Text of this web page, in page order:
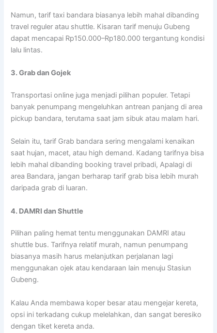
Namun, tarif taxi bandara biasanya lebih mahal dibanding
travel reguler atau shuttle. Kisaran tarif menuju Gubeng
dapat mencapai Rp150.000–Rp180.000 tergantung kondisi
lalu lintas.
3. Grab dan Gojek
Transportasi online juga menjadi pilihan populer. Tetapi
banyak penumpang mengeluhkan antrean panjang di area
pickup bandara, terutama saat jam sibuk atau malam hari.
Selain itu, tarif Grab bandara sering mengalami kenaikan
saat hujan, macet, atau high demand. Kadang tarifnya bisa
lebih mahal dibanding booking travel pribadi, Apalagi di
area Bandara, jangan berharap tarif grab bisa lebih murah
daripada grab di luaran.
4. DAMRI dan Shuttle
Pilihan paling hemat tentu menggunakan DAMRI atau
shuttle bus. Tarifnya relatif murah, namun penumpang
biasanya masih harus melanjutkan perjalanan lagi
menggunakan ojek atau kendaraan lain menuju Stasiun
Gubeng.
Kalau Anda membawa koper besar atau mengejar kereta,
opsi ini terkadang cukup melelahkan, dan sangat beresiko
dengan tiket kereta anda.